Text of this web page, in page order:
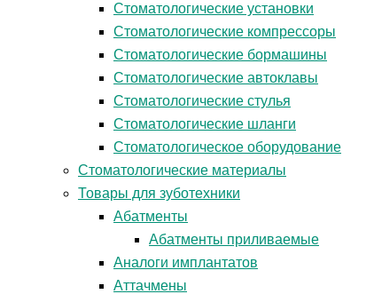
Стоматологические установки
Стоматологические компрессоры
Стоматологические бормашины
Стоматологические автоклавы
Стоматологические стулья
Стоматологические шланги
Стоматологическое оборудование
Стоматологические материалы
Товары для зуботехники
Абатменты
Абатменты приливаемые
Аналоги имплантатов
Аттачмены